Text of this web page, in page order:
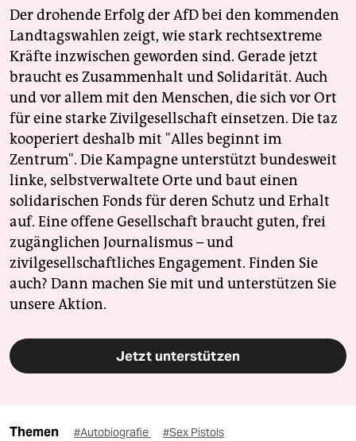
Der drohende Erfolg der AfD bei den kommenden
Landtagswahlen zeigt, wie stark rechtsextreme
Kräfte inzwischen geworden sind. Gerade jetzt
braucht es Zusammenhalt und Solidarität. Auch
und vor allem mit den Menschen, die sich vor Ort
für eine starke Zivilgesellschaft einsetzen. Die taz
kooperiert deshalb mit "Alles beginnt im
Zentrum". Die Kampagne unterstützt bundesweit
linke, selbstverwaltete Orte und baut einen
solidarischen Fonds für deren Schutz und Erhalt
auf. Eine offene Gesellschaft braucht guten, frei
zugänglichen Journalismus – und
zivilgesellschaftliches Engagement. Finden Sie
auch? Dann machen Sie mit und unterstützen Sie
unsere Aktion.
Jetzt unterstützen
Themen #Autobiografie #Sex Pistols